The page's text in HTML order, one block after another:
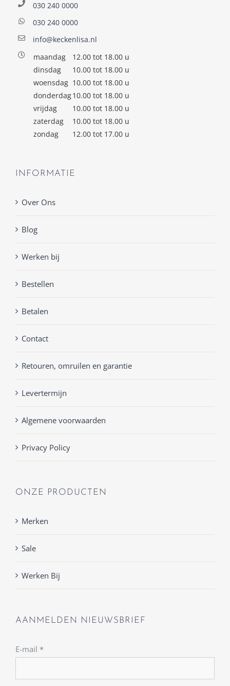
030 240 0000
030 240 0000
info@keckenlisa.nl
maandag
12.00 tot 18.00 u
dinsdag
10.00 tot 18.00 u
woensdag 10.00 tot 18.00 u
donderdag10.00 tot 18.00 u
vrijdag
10.00 tot 18.00 u
zaterdag
10.00 tot 18.00 u
zondag
12.00 tot 17.00 u
INFORMATIE
Over Ons
Blog
Werken bij
Bestellen
Betalen
Contact
Retouren, omruilen en garantie
Levertermijn
Algemene voorwaarden
Privacy Policy
ONZE PRODUCTEN
Merken
Sale
Werken Bij
AANMELDEN NIEUWSBRIEF
E-mail *